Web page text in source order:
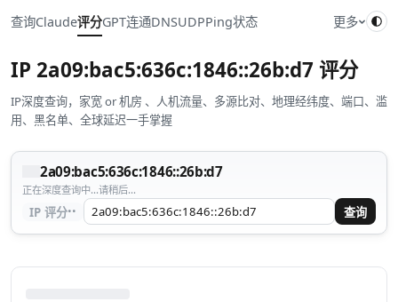
查询Claude评分GPT连通DNSUDPPing状态 更多
IP 2a09:bac5:636c:1846::26b:d7 评分
IP深度查询，家宽 or 机房 、人机流量、多源比对、地理经纬度、端口、滥
用、黑名单、全球延迟一手掌握
2a09:bac5:636c:1846::26b:d7
正在深度查询中...请稍后...
IP 评分·· 查询